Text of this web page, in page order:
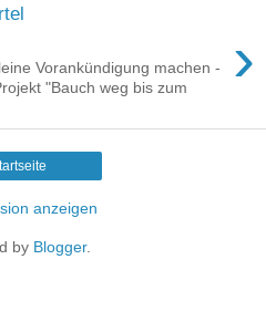
›
Vorankündigung machen -
"Bauch weg bis zum
anzeigen
by Blogger.